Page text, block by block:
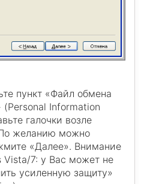
пункт «Файл обмена
Information
галочки возле
желанию можно
«Далее». Внимание
Vista/7: у Вас может не
усиленную защиту»